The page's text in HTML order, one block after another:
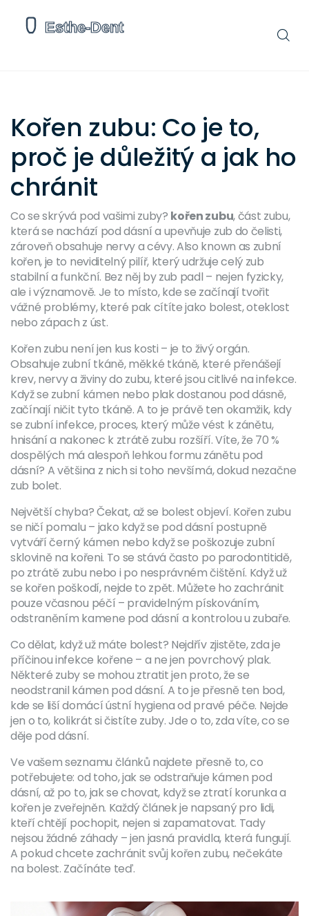
Kořen zubu: Co je to,
proč je důležitý a jak ho
chránit
Co se skrývá pod vašimi zuby? kořen zubu,část zubu,
která se nachází pod dásní a upevňuje zub do čelisti,
zároveň obsahuje nervy a cévy. Also known as zubní
kořen, je to neviditelný pilíř, který udržuje celý zub
stabilní a funkční. Bez něj by zub padl – nejen fyzicky,
ale i významově. Je to místo, kde se začínají tvořit
vážné problémy, které pak cítíte jako bolest, oteklost
nebo zápach z úst.
Kořen zubu není jen kus kosti – je to živý orgán.
Obsahuje zubní tkáně,měkké tkáně, které přenášejí
krev, nervy a živiny do zubu, které jsou citlivé na infekce.
Když se zubní kámen nebo plak dostanou pod dásně,
začínají ničit tyto tkáně. A to je právě ten okamžik, kdy
se zubní infekce,proces, který může vést k zánětu,
hnisání a nakonec k ztrátě zubu rozšíří. Víte, že 70 %
dospělých má alespoň lehkou formu zánětu pod
dásní? A většina z nich si toho nevšímá, dokud nezačne
zub bolet.
Největší chyba? Čekat, až se bolest objeví. Kořen zubu
se ničí pomalu – jako když se pod dásní postupně
vytváří černý kámen nebo když se poškozuje zubní
sklovině na kořeni. To se stává často po parodontitidě,
po ztrátě zubu nebo i po nesprávném čištění. Když už
se kořen poškodí, nejde to zpět. Můžete ho zachránit
pouze včasnou péčí – pravidelným pískováním,
odstraněním kamene pod dásní a kontrolou u zubaře.
Co dělat, když už máte bolest? Nejdřív zjistěte, zda je
příčinou infekce kořene – a ne jen povrchový plak.
Některé zuby se mohou ztratit jen proto, že se
neodstranil kámen pod dásní. A to je přesně ten bod,
kde se liší domácí ústní hygiena od pravé péče. Nejde
jen o to, kolikrát si čistíte zuby. Jde o to, zda víte, co se
děje pod dásní.
Ve vašem seznamu článků najdete přesně to, co
potřebujete: od toho, jak se odstraňuje kámen pod
dásní, až po to, jak se chovat, když se ztratí korunka a
kořen je zveřejněn. Každý článek je napsaný pro lidi,
kteří chtějí pochopit, nejen si zapamatovat. Tady
nejsou žádné záhady – jen jasná pravidla, která fungují.
A pokud chcete zachránit svůj kořen zubu, nečekáte
na bolest. Začínáte teď.